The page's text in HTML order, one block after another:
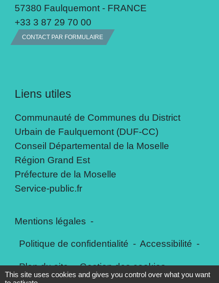
57380 Faulquemont - FRANCE
+33 3 87 29 70 00
CONTACT PAR FORMULAIRE
Liens utiles
Communauté de Communes du District
Urbain de Faulquemont (DUF-CC)
Conseil Départemental de la Moselle
Région Grand Est
Préfecture de la Moselle
Service-public.fr
Mentions légales -
Politique de confidentialité - Accessibilité -
Plan du site - Gestion des cookies
This site uses cookies and gives you control over what you want